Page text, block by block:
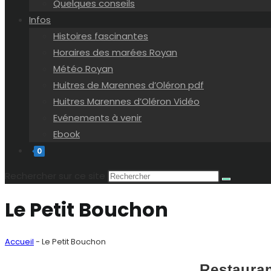
Quelques conseils
Infos
Histoires fascinantes
Horaires des marées Royan
Météo Royan
Huitres de Marennes d’Oléron pdf
Huitres Marennes d’Oléron Vidéo
Evénements à venir
Ebook
0
Le Petit Bouchon
Accueil - Le Petit Bouchon